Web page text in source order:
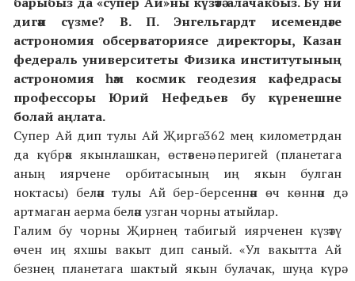
дигән сүзме? В. П. Энгельгардт исемендәге
астрономия обсерваториясе директоры, Казан
федераль университеты Физика институтының
астрономия һәм космик геодезия кафедрасы
профессоры Юрий Нефедьев бу күренешне
болай аңлата.
Супер Ай дип тулы Ай Җиргә 362 мең километрдан
да күбрәк якынлашкан, өстәвенә перигей (планетага
аның иярчене орбитасының иң якын булган
ноктасы) белән тулы Ай бер-берсеннән өч көннән дә
артмаган аерма белән узган чорны атыйлар.
Галим бу чорны Җирнең табигый иярченен күзәтү
өчен иң яхшы вакыт дип саный. «Ул вакытта Ай
безнең планетага шактый якын булачак, шуңа күрә